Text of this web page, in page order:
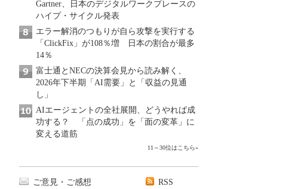
Gartner、日本のデジタルワークプレースの
ハイプ・サイクル発表
エラー解消のつもりが自ら攻撃を実行する
「ClickFix」が108％増 日本の割合が最多
14％
富士通とNECの決算会見から読み解く、
2026年下半期「AI需要」と「収益の見通
し」
AIエージェントの全社展開、どうやれば成
功する？ 「点の成功」を「面の変革」に
変える道筋
11～30位はこちら»
ご意見・ご感想
RSS